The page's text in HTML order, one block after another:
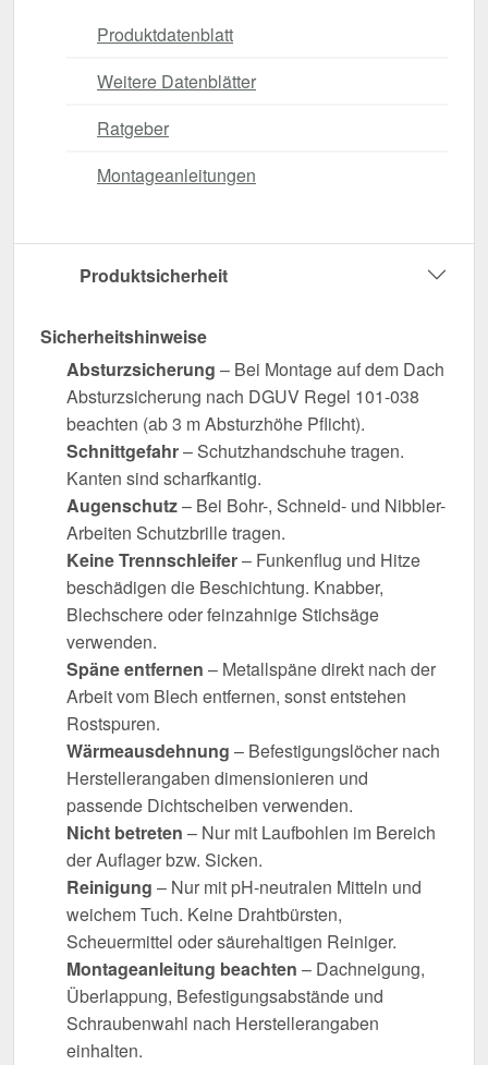
Produktdatenblatt
Weitere Datenblätter
Ratgeber
Montageanleitungen
Produktsicherheit
Sicherheitshinweise
Absturzsicherung – Bei Montage auf dem Dach
Absturzsicherung nach DGUV Regel 101-038
beachten (ab 3 m Absturzhöhe Pflicht).
Schnittgefahr– Schutzhandschuhe tragen.
Kanten sind scharfkantig.
Augenschutz– Bei Bohr-, Schneid- und Nibbler-
Arbeiten Schutzbrille tragen.
Keine Trennschleifer– Funkenflug und Hitze
beschädigen die Beschichtung. Knabber,
Blechschere oder feinzahnige Stichsäge
verwenden.
Späne entfernen – Metallspäne direkt nach der
Arbeit vom Blech entfernen, sonst entstehen
Rostspuren.
Wärmeausdehnung – Befestigungslöcher nach
Herstellerangaben dimensionieren und
passende Dichtscheiben verwenden.
Nicht betreten – Nur mit Laufbohlen im Bereich
der Auflager bzw. Sicken.
Reinigung – Nur mit pH-neutralen Mitteln und
weichem Tuch. Keine Drahtbürsten,
Scheuermittel oder säurehaltigen Reiniger.
Montageanleitung beachten – Dachneigung,
Überlappung, Befestigungsabstände und
Schraubenwahl nach Herstellerangaben
einhalten.